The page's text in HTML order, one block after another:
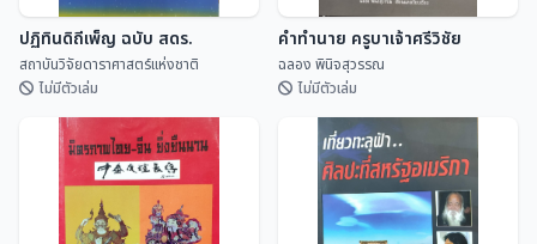
ปฏิทินดิถีเพ็ญ ฉบับ สดร.
สถาบันวิจัยดาราศาสตร...
ปฏิทินดิถีเพ็ญ ฉบับ สดร.
สถาบันวิจัยดาราศาสตร์แห่งชาติ
ไม่มีตัวเล่ม
คำทำนาย ครูบาเจ้าศรีวิชัย
ฉลอง พินิจสุวรรณ
คำทำนาย ครูบาเจ้าศรีวิชัย
ฉลอง พินิจสุวรรณ
ไม่มีตัวเล่ม